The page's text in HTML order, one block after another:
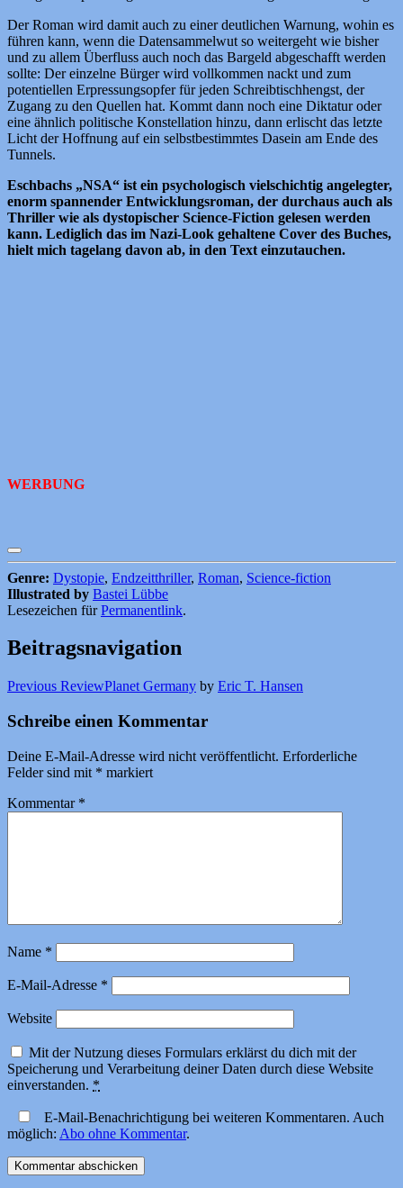
Der Roman wird damit auch zu einer deutlichen Warnung, wohin es
führen kann, wenn die Datensammelwut so weitergeht wie bisher
und zu allem Überfluss auch noch das Bargeld abgeschafft werden
sollte: Der einzelne Bürger wird vollkommen nackt und zum
potentiellen Erpressungsopfer für jeden Schreibtischhengst, der
Zugang zu den Quellen hat. Kommt dann noch eine Diktatur oder
eine ähnlich politische Konstellation hinzu, dann erlischt das letzte
Licht der Hoffnung auf ein selbstbestimmtes Dasein am Ende des
Tunnels.
Eschbachs „NSA“ ist ein psychologisch vielschichtig angelegter,
enorm spannender Entwicklungsroman, der durchaus auch als
Thriller wie als dystopischer Science-Fiction gelesen werden
kann. Lediglich das im Nazi-Look gehaltene Cover des Buches,
hielt mich tagelang davon ab, in den Text einzutauchen.
WERBUNG
Genre: Dystopie, Endzeitthriller, Roman, Science-fiction
Illustrated by Bastei Lübbe
Lesezeichen fürPermanentlink.
Beitragsnavigation
Previous ReviewPlanet Germany by Eric T. Hansen
Schreibe einen Kommentar
Deine E-Mail-Adresse wird nicht veröffentlicht. Erforderliche
Felder sind mit * markiert
Kommentar *
Name *
E-Mail-Adresse *
Website
Mit der Nutzung dieses Formulars erklärst du dich mit der
Speicherung und Verarbeitung deiner Daten durch diese Website
einverstanden. *
E-Mail-Benachrichtigung bei weiteren Kommentaren. Auch
möglich: Abo ohne Kommentar.